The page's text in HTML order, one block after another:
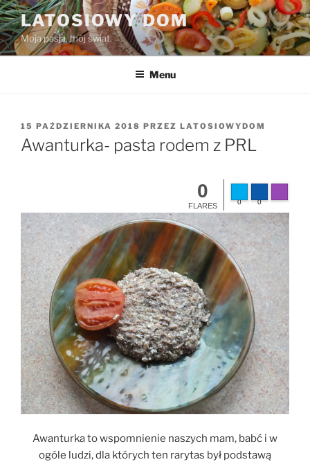
Przejdź
do
treści
LATOSIOWY DOM
Moja pasja, mój świat.
Menu
OPUBLIKOWANE
W
15 PAŹDZIERNIKA 2018 PRZEZ LATOSIOWYDOM
Awanturka- pasta rodem z PRL
0
FLARES 0 0
Awanturka to wspomnienie naszych mam, babć i w
ogóle ludzi, dla których ten rarytas był podstawą